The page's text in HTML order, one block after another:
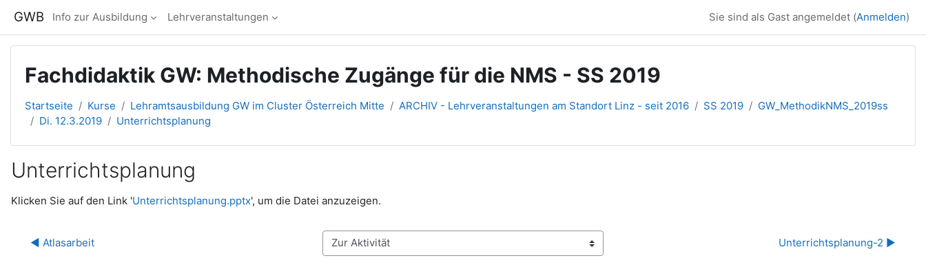
GWB Info zur Ausbildung Lehrveranstaltungen Sie sind als Gast angemeldet (Anmelden)
Fachdidaktik GW: Methodische Zugänge für die NMS - SS 2019
Startseite Kurse Lehramtsausbildung GW im Cluster Österreich Mitte ARCHIV - Lehrveranstaltungen am Standort Linz - seit 2016 SS 2019
GW_MethodikNMS_2019ss
Di. 12.3.2019
Unterrichtsplanung
Unterrichtsplanung
Abschlussbedingungen
Klicken Sie auf den Link 'Unterrichtsplanung.pptx', um die Datei anzuzeigen.
◀︎ Atlasarbeit Zur Aktivität Unterrichtsplanung-2 ▶︎